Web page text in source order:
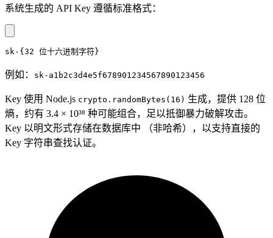
系统生成的 API Key 遵循标准格式：
sk-{32 位十六进制字符}
例如： sk-a1b2c3d4e5f678901234567890123456
Key 使用 Node.js crypto.randomBytes(16) 生成，提供 128 位
熵，约有 3.4 × 10³⁸ 种可能组合，足以抵御暴力破解攻击。
Key 以明文形式存储在数据库中
（非哈希），以支持直接的
Key 字符串查找认证。